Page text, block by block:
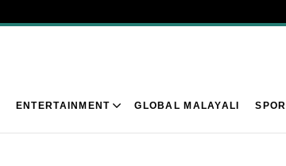
ENTERTAINMENT GLOBAL MALAYALI